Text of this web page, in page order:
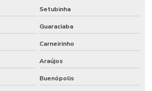
Setubinha
Guaraciaba
Carneirinho
Araújos
Buenópolis